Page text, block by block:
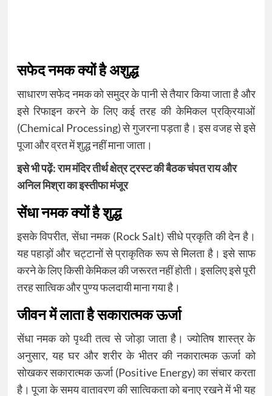
सफेद नमक क्यों है अशुद्ध
साधारण सफेद नमक को समुद्र के पानी से तैयार किया जाता है और
इसे रिफाइन करने के लिए कई तरह की केमिकल प्रक्रियाओं
(Chemical Processing) से गुजरना पड़ता है। इस वजह से इसे
पूजा और व्रत में शुद्ध नहीं माना जाता।
इसे भी पढ़ें:राम मंदिर तीर्थ क्षेत्र ट्रस्ट की बैठक चंपत राय और
अनिल मिश्रा का इस्तीफा मंजूर
सेंधा नमक क्यों है शुद्ध
इसके विपरीत, सेंधा नमक (Rock Salt) सीधे प्रकृति की देन है।
यह पहाड़ों और चट्टानों से प्राकृतिक रूप से मिलता है। इसे साफ
करने के लिए किसी केमिकल की जरूरत नहीं होती। इसलिए इसे पूरी
तरह सात्विक और पुण्य फलदायी माना गया है।
जीवन में लाता है सकारात्मक ऊर्जा
सेंधा नमक को पृथ्वी तत्व से जोड़ा जाता है। ज्योतिष शास्त्र के
अनुसार, यह घर और शरीर के भीतर की नकारात्मक ऊर्जा को
सोखकर सकारात्मक ऊर्जा (Positive Energy) का संचार करता
है। पूजा के समय वातावरण की सात्विकता को बनाए रखने में भी यह